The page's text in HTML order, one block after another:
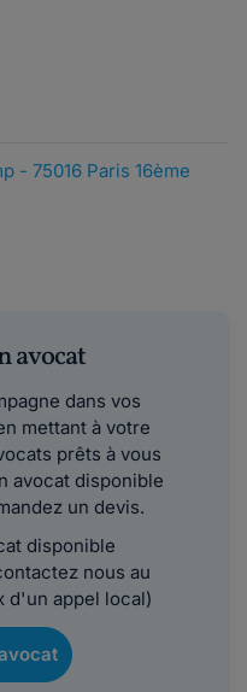
- 75016 Paris 16ème
avocat
dans vos
mettant à votre
prêts à vous
avocat disponible
un devis.
disponible
nous au
d'un appel local)